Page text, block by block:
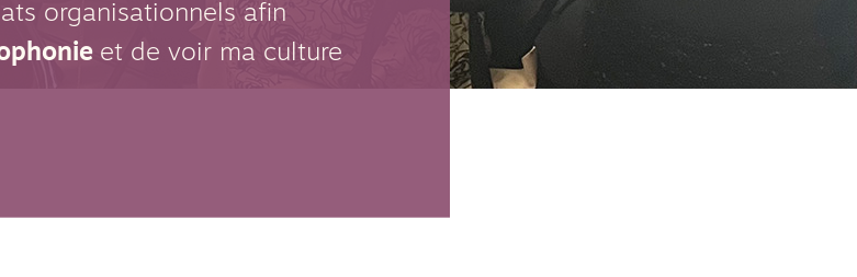
organisationnels afin
et de voir ma culture